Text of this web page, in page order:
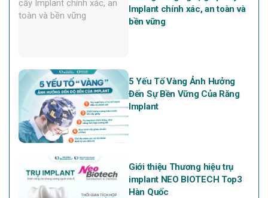
Implant chính xác, an toàn và
bền vững
5 Yếu Tố Vàng Ảnh Hưởng
Đến Sự Bền Vững Của Răng
Implant
Giới thiệu Thương hiệu trụ
implant NEO BIOTECH Top3
Hàn Quốc